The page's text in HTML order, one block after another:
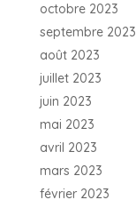
octobre 2023
septembre 2023
août 2023
juillet 2023
juin 2023
mai 2023
avril 2023
mars 2023
février 2023